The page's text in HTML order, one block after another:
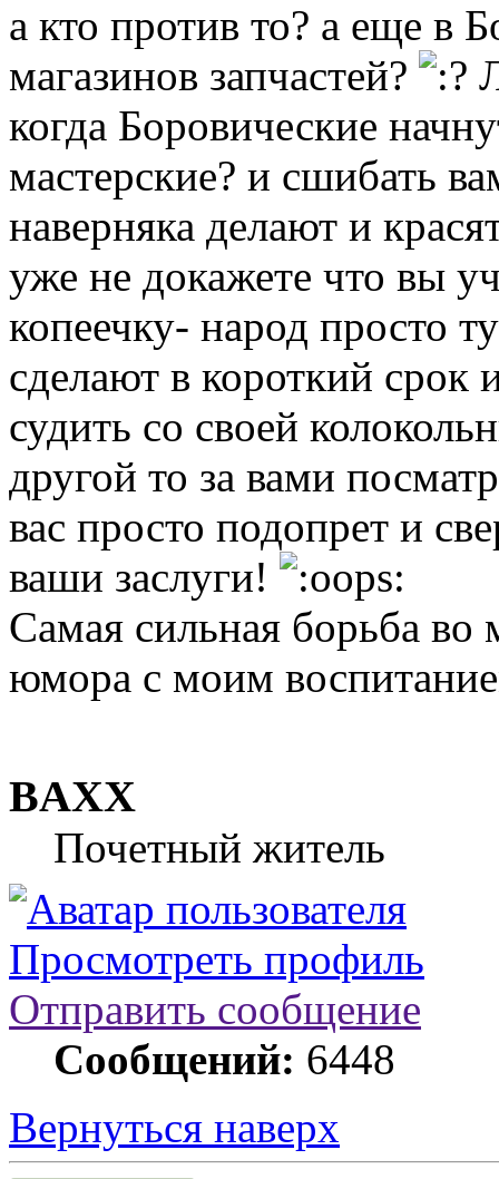
а кто против то? а еще в
магазинов запчастей?
когда Боровические
мастерские? и сшибать
наверняка делают и
уже не докажете что вы
копеечку- народ просто
сделают в короткий срок
судить со своей
другой то за вами
вас просто подопрет и
ваши заслуги!
Самая сильная борьба во
юмора с моим
BAXX
Почетный житель
Просмотреть профиль
Отправить сообщение
Сообщений: 6448
Вернуться наверх